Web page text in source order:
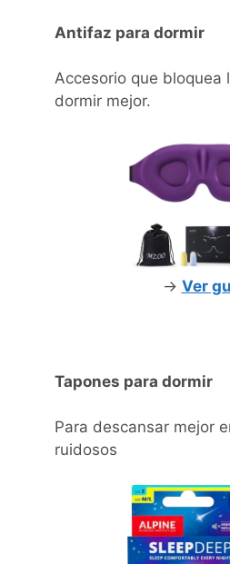
Antifaz para dormir
Accesorio que bloquea
dormir mejor.
-> Ver
Tapones para dormir
Para descansar mejor
ruidosos